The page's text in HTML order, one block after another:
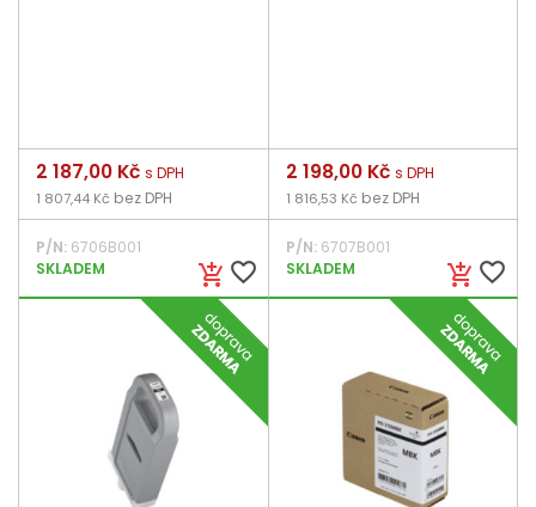
add_shopping_cart favorite_border
Cena
2 187,00 Kč s DPH
1 807,44 Kč bez DPH
P/N: 6706B001
SKLADEM
add_shopping_cart favorite_border
Cena
2 198,00 Kč s DPH
1 816,53 Kč bez DPH
P/N:6707B001
SKLADEM